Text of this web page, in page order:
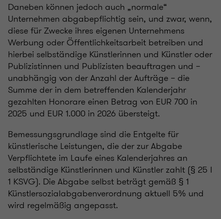
Daneben können jedoch auch „normale“
Unternehmen abgabepflichtig sein, und zwar, wenn,
diese für Zwecke ihres eigenen Unternehmens
Werbung oder Öffentlichkeitsarbeit betreiben und
hierbei selbständige Künstlerinnen und Künstler oder
Publizistinnen und Publizisten beauftragen und –
unabhängig von der Anzahl der Aufträge – die
Summe der in dem betreffenden Kalenderjahr
gezahlten Honorare einen Betrag von EUR 700 in
2025 und EUR 1.000 in 2026 übersteigt.
Bemessungsgrundlage sind die Entgelte für
künstlerische Leistungen, die der zur Abgabe
Verpflichtete im Laufe eines Kalenderjahres an
selbständige Künstlerinnen und Künstler zahlt (§ 25 I
1 KSVG). Die Abgabe selbst beträgt gemäß § 1
Künstlersozialabgabenverordnung aktuell 5% und
wird regelmäßig angepasst.